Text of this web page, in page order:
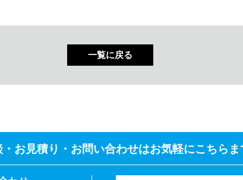
一覧に戻る
お見積り・ お問い合わせはお気軽にこちらま